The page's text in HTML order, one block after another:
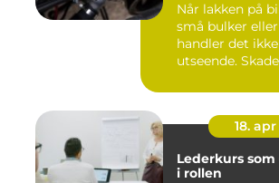
Når lakken på
små bulker
handler det
utseende.
18. apr
Lederkurs
i rollen